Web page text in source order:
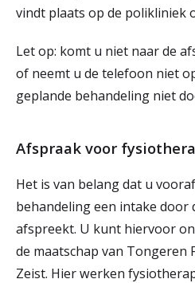
vindt plaats op de polikliniek
Let op: komt u niet naar de
of neemt u de telefoon niet
geplande behandeling niet
Afspraak voor
Het is van belang dat u
behandeling een intake
afspreekt. U kunt hiervoor
de maatschap van Tongeren
Zeist. Hier werken